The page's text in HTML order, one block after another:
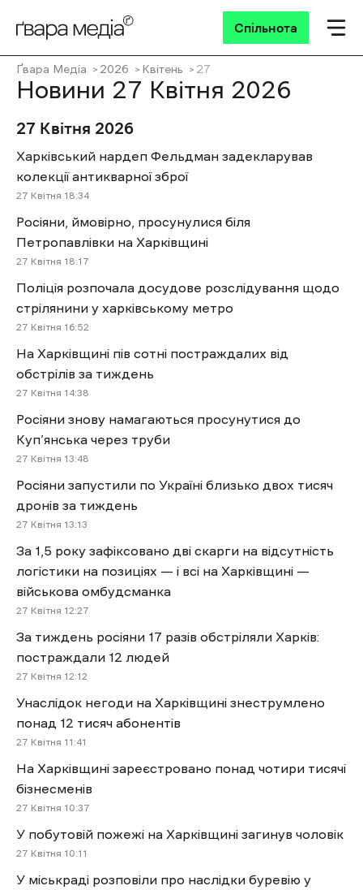
Спільнота
Ґвара Медіа 2026 Квітень 27
Новини 27 Квітня 2026
27 Квітня 2026
Харківський нардеп Фельдман задекларував
колекції антикварної зброї
27 Квітня 18:34
Росіяни, ймовірно, просунулися біля
Петропавлівки на Харківщині
27 Квітня 18:17
Поліція розпочала досудове розслідування щодо
стрілянини у харківському метро
27 Квітня 16:52
На Харківщині пів сотні постраждалих від
обстрілів за тиждень
27 Квітня 14:38
Росіяни знову намагаються просунутися до
Куп’янська через труби
27 Квітня 13:48
Росіяни запустили по Україні близько двох тисяч
дронів за тиждень
27 Квітня 13:13
За 1,5 року зафіксовано дві скарги на відсутність
логістики на позиціях — і всі на Харківщині —
військова омбудсманка
27 Квітня 12:27
За тиждень росіяни 17 разів обстріляли Харків:
постраждали 12 людей
27 Квітня 12:12
Унаслідок негоди на Харківщині знеструмлено
понад 12 тисяч абонентів
27 Квітня 11:41
На Харківщині зареєстровано понад чотири тисячі
бізнесменів
27 Квітня 10:37
У побутовій пожежі на Харківщині загинув чоловік
27 Квітня 10:11
У міськраді розповіли про наслідки буревію у